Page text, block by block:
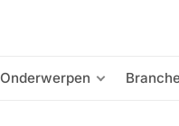
Onderwerpen